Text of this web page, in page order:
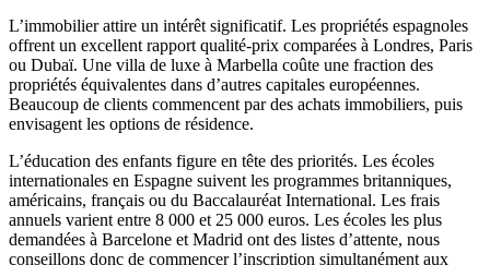
L’immobilier attire un intérêt significatif. Les propriétés espagnoles
offrent un excellent rapport qualité-prix comparées à Londres, Paris
ou Dubaï. Une villa de luxe à Marbella coûte une fraction des
propriétés équivalentes dans d’autres capitales européennes.
Beaucoup de clients commencent par des achats immobiliers, puis
envisagent les options de résidence.
L’éducation des enfants figure en tête des priorités. Les écoles
internationales en Espagne suivent les programmes britanniques,
américains, français ou du Baccalauréat International. Les frais
annuels varient entre 8 000 et 25 000 euros. Les écoles les plus
demandées à Barcelone et Madrid ont des listes d’attente, nous
conseillons donc de commencer l’inscription simultanément aux